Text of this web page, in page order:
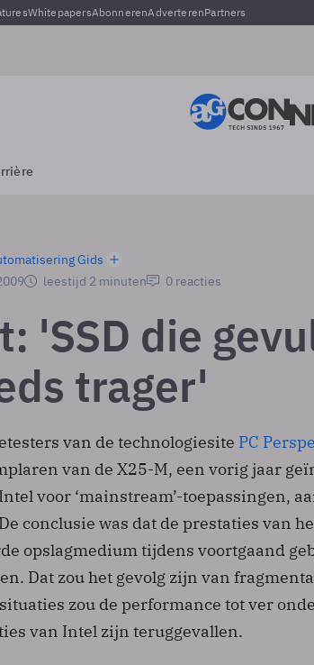
WhitepapersAbonnerenAdverterenPartners
Gids
leestijd 2 minuten 0 reacties
'SSD die
trager'
van de technologiesite PC
van de X25-M, een vorig jaar
voor ‘mainstream’-toepassingen,
conclusie was dat de prestaties van
opslagmedium tijdens voortgaand
Dat zou het gevolg zijn van
zou de performance tot ver
van Intel zijn teruggevallen.